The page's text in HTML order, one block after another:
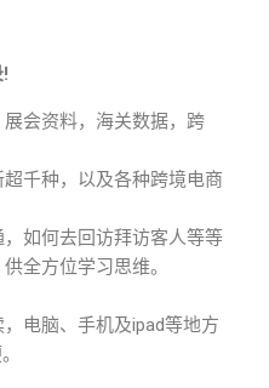
会资料，海关数据，跨
千种，以及各种跨境电商
如何去回访拜访客人等等
全方位学习思维。
电脑、手机及ipad等地方